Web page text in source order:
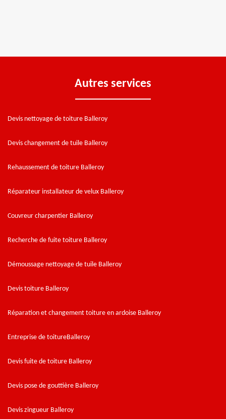
Autres services
Devis nettoyage de toiture Balleroy
Devis changement de tuile Balleroy
Rehaussement de toiture Balleroy
Réparateur installateur de velux Balleroy
Couvreur charpentier Balleroy
Recherche de fuite toiture Balleroy
Démoussage nettoyage de tuile Balleroy
Devis toiture Balleroy
Réparation et changement toiture en ardoise Balleroy
Entreprise de toitureBalleroy
Devis fuite de toiture Balleroy
Devis pose de gouttière Balleroy
Devis zingueur Balleroy